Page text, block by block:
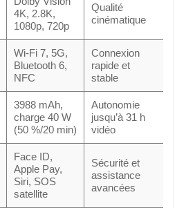
4K, 2.8K,
1080p, 720p
Qualité
cinématique
Wi-Fi 7, 5G,
Bluetooth 6,
NFC
Connexion
rapide et
stable
3988 mAh,
charge 40 W
(50 %/20 min)
Autonomie
jusqu’à 31 h
vidéo
Face ID,
Apple Pay,
Siri, SOS
satellite
Sécurité et
assistance
avancées